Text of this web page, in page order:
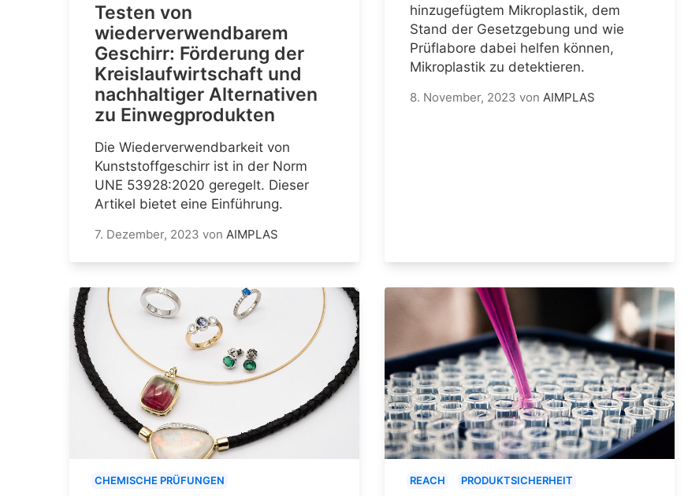
Testen von
wiederverwendbarem
Geschirr: Förderung der
Kreislaufwirtschaft und
nachhaltiger Alternativen
zu Einwegprodukten
Die Wiederverwendbarkeit von
Kunststoffgeschirr ist in der Norm
UNE 53928:2020 geregelt. Dieser
Artikel bietet eine Einführung.
7. Dezember, 2023 von AIMPLAS
hinzugefügtem Mikroplastik, dem
Stand der Gesetzgebung und wie
Prüflabore dabei helfen können,
Mikroplastik zu detektieren.
8. November, 2023 von AIMPLAS
CHEMISCHE PRÜFUNGEN
REACH PRODUKTSICHERHEIT